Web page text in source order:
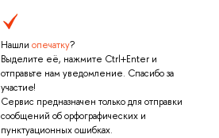
Нашли опечатку?
Выделите её, нажмите Ctrl+Enter и
отправьте нам уведомление. Спасибо за
участие!
Сервис предназначен только для отправки
сообщений об орфографических и
пунктуационных ошибках.